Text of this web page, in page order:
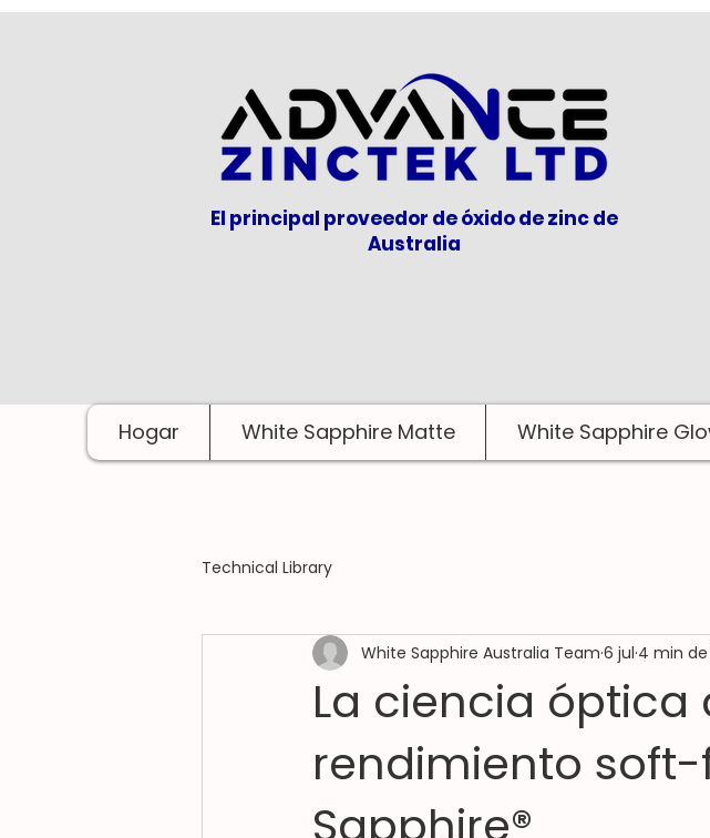
El principal proveedor de óxido de zinc de
Australia
Hogar White Sapphire Matte White Sapphire
Technical Library
La ciencia óptica
rendimiento
White Sapphire Australia Team 6 jul 4 min